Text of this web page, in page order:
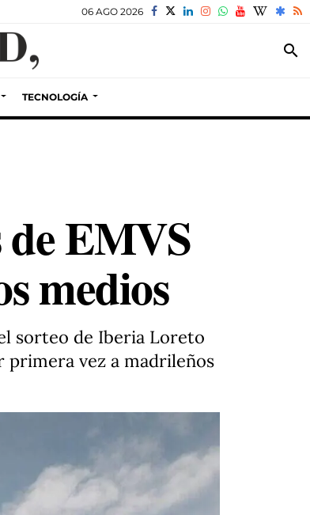
06 AGO 2026
search
TECNOLOGÍA
de EMVS
medios
sorteo de Iberia Loreto
primera vez a madrileños